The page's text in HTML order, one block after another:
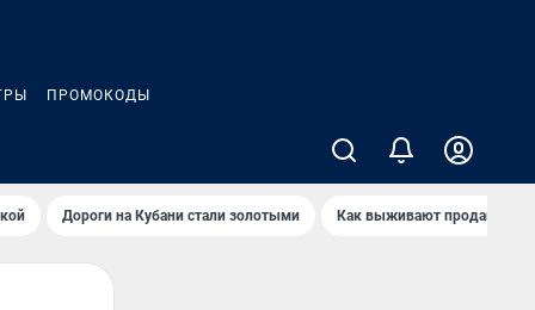
ПРОМОКОДЫ
Дороги на Кубани стали золотыми Как выживают продавцы